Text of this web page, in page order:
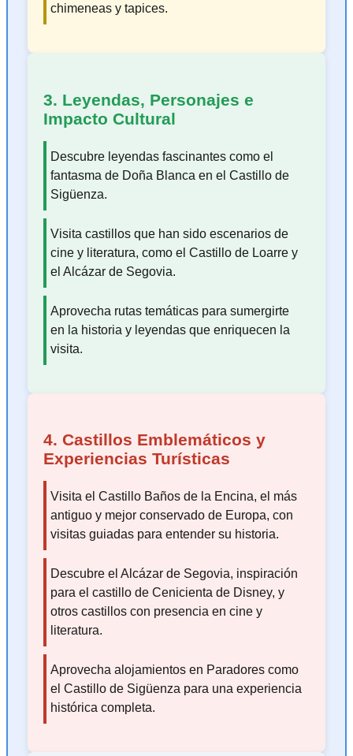
chimeneas y tapices.
3. Leyendas, Personajes e
Impacto Cultural
Descubre leyendas fascinantes como el
fantasma de Doña Blanca en el Castillo de
Sigüenza.
Visita castillos que han sido escenarios de
cine y literatura, como el Castillo de Loarre y
el Alcázar de Segovia.
Aprovecha rutas temáticas para sumergirte
en la historia y leyendas que enriquecen la
visita.
4. Castillos Emblemáticos y
Experiencias Turísticas
Visita el Castillo Baños de la Encina, el más
antiguo y mejor conservado de Europa, con
visitas guiadas para entender su historia.
Descubre el Alcázar de Segovia, inspiración
para el castillo de Cenicienta de Disney, y
otros castillos con presencia en cine y
literatura.
Aprovecha alojamientos en Paradores como
el Castillo de Sigüenza para una experiencia
histórica completa.